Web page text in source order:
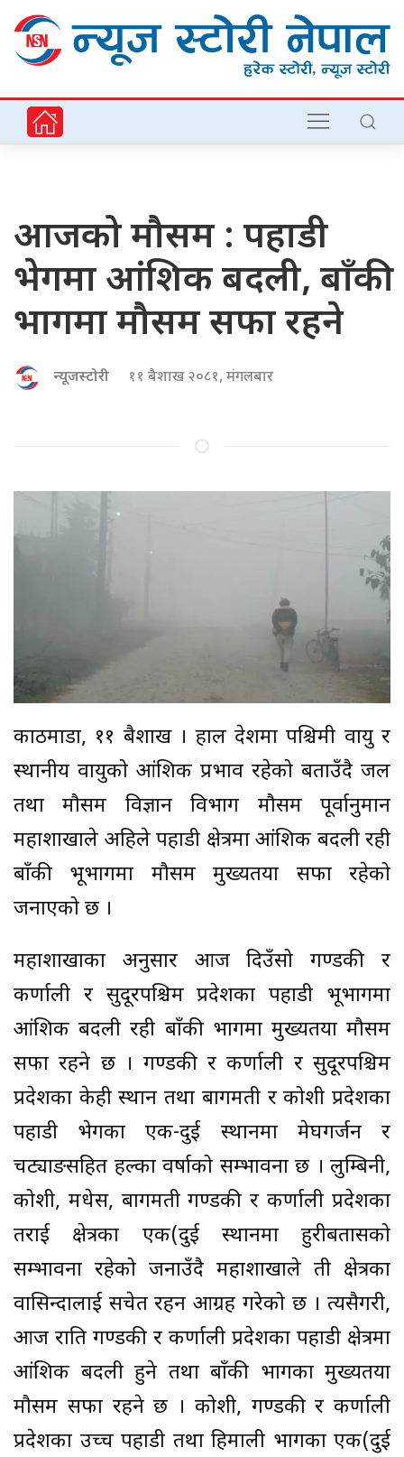
आजको मौसम : पहाडी
भेगमा आंशिक बदली, बाँकी
भागमा मौसम सफा रहने
न्यूजस्टोरी ११ बैशाख २०८१, मंगलबार
काठमाडौं, ११ बैशाख । हाल देशमा पश्चिमी वायु र
स्थानीय वायुको आंशिक प्रभाव रहेको बताउँदै जल
तथा मौसम विज्ञान विभाग मौसम पूर्वानुमान
महाशाखाले अहिले पहाडी क्षेत्रमा आंशिक बदली रही
बाँकी भूभागमा मौसम मुख्यतया सफा रहेको
जनाएको छ ।
महाशाखाका अनुसार आज दिउँसो गण्डकी र
कर्णाली र सुदूरपश्चिम प्रदेशका पहाडी भूभागमा
आंशिक बदली रही बाँकी भागमा मुख्यतया मौसम
सफा रहने छ । गण्डकी र कर्णाली र सुदूरपश्चिम
प्रदेशका केही स्थान तथा बागमती र कोशी प्रदेशका
पहाडी भेगका एक-दुई स्थानमा मेघगर्जन र
चट्याङसहित हल्का वर्षाको सम्भावना छ । लुम्बिनी,
कोशी, मधेस, बागमती गण्डकी र कर्णाली प्रदेशका
तराई क्षेत्रका एक(दुई स्थानमा हुरीबतासको
सम्भावना रहेको जनाउँदै महाशाखाले ती क्षेत्रका
वासिन्दालाई सचेत रहन आग्रह गरेको छ । त्यसैगरी,
आज राति गण्डकी र कर्णाली प्रदेशका पहाडी क्षेत्रमा
आंशिक बदली हुने तथा बाँकी भागका मुख्यतया
मौसम सफा रहने छ । कोशी, गण्डकी र कर्णाली
प्रदेशका उच्च पहाडी तथा हिमाली भागका एक(दुई